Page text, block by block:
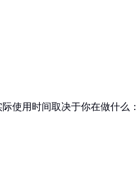
使用时间取决于你在做什么：